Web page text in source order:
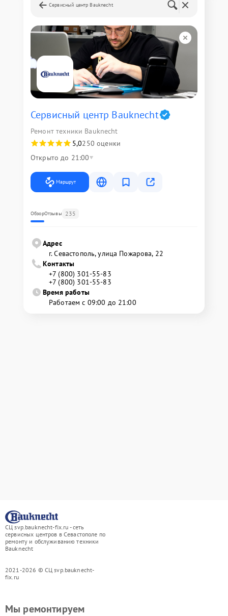
Сервисный центр Bauknecht
Сервисный центр Bauknecht
Ремонт техники Bauknecht
5,0250 оценки
Открыто до 21:00
Маршрут
ОбзорОтзывы 235
Адрес
г. Севастополь, улица Пожарова, 22
Контакты
+7 (800) 301-55-83
+7 (800) 301-55-83
Время работы
Работаем с 09:00 до 21:00
СЦ svp.bauknecht-fix.ru - сеть
сервисных центров в Севастополе по
ремонту и обслуживанию техники
Bauknecht
2021-2026 © СЦ svp.bauknecht-
fix.ru
Мы ремонтируем